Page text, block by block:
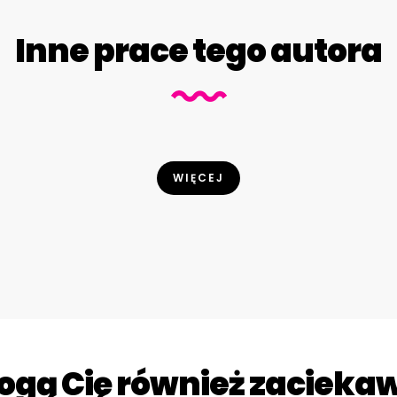
Inne prace tego autora
WIĘCEJ
Cię również